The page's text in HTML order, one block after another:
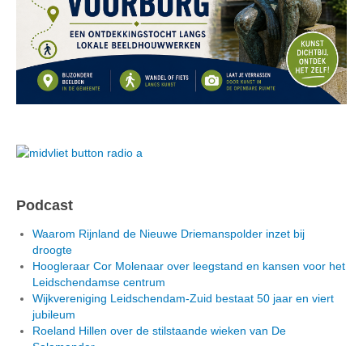
Podcast
Waarom Rijnland de Nieuwe Driemanspolder inzet bij
droogte
Hoogleraar Cor Molenaar over leegstand en kansen voor het
Leidschendamse centrum
Wijkvereniging Leidschendam-Zuid bestaat 50 jaar en viert
jubileum
Roeland Hillen over de stilstaande wieken van De